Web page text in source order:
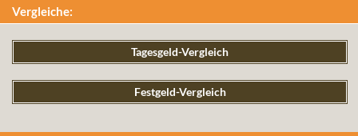
Vergleiche:
Tagesgeld-Vergleich
Festgeld-Vergleich